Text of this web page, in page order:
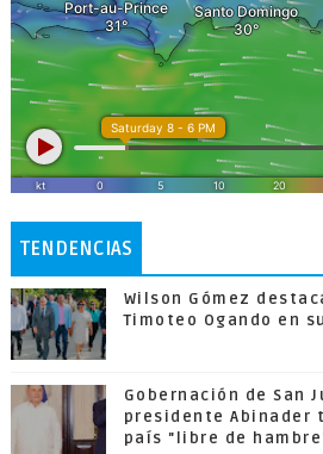
TENDENCIAS
Wilson Gómez
Timoteo Ogando en
Gobernación de San
presidente Abinader
país "libre de